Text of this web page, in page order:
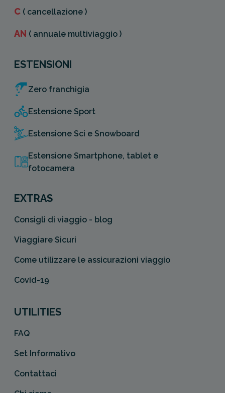
C ( cancellazione )
AN ( annuale multiviaggio )
ESTENSIONI
Zero franchigia
Estensione Sport
Estensione Sci e Snowboard
Estensione Smartphone, tablet e
fotocamera
EXTRAS
Consigli di viaggio - blog
Viaggiare Sicuri
Come utilizzare le assicurazioni viaggio
Covid-19
UTILITIES
FAQ
Set Informativo
Contattaci